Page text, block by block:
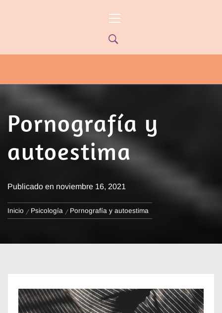
principal
ONCE PARANÁ YOUTUBE/PYPNEWS –
Pornografía y
autoestima
Publicado en noviembre 16, 2021
Inicio Psicología Pornografía y autoestima